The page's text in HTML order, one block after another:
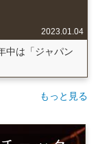
2023.01.04
中は「ジャパン
もっと見る